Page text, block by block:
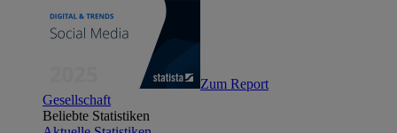
Zum Report
Gesellschaft
Beliebte Statistiken